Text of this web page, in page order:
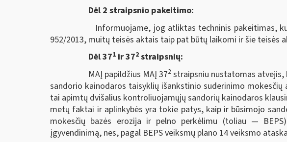
Dėl 2 straipsnio pakeitimo:
Informuojame, jog atliktas techninis pakeitimas,
952/2013, muitų teisės aktais taip pat būtų laikomi ir šie
Dėl 371ir 372straipsnių:
MAĮ papildžius MAĮ 372straipsniu nustatomas atvejis,
sandorio kainodaros taisyklių išankstinio suderinimo
tai apimtų dvišalius kontroliuojamųjų sandorių kainodaros
metų faktai ir aplinkybės yra tokie patys, kaip ir būsimojo
mokesčių bazės erozija ir pelno perkėlimu (toliau —
įgyvendinimą, nes, pagal BEPS veiksmų plano 14 veiksmo